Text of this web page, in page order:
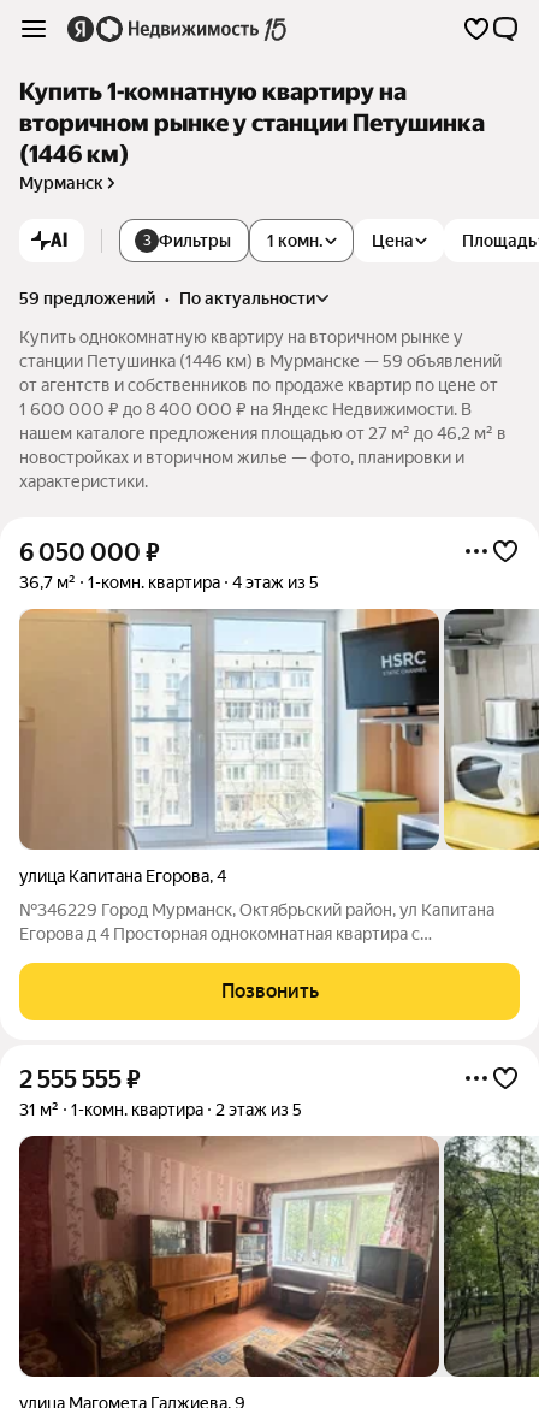
Купить 1-комнатную квартиру на
вторичном рынке у станции Петушинка
(1446 км)
Мурманск
AI 3 Фильтры 1 комн. Цена Площадь
59 предложений •
по актуальности
Купить однокомнатную квартиру на вторичном рынке у
станции Петушинка (1446 км) в Мурманске — 59 объявлений
от агентств и собственников по продаже квартир по цене от
1 600 000 ₽ до 8 400 000 ₽ на Яндекс Недвижимости. В
нашем каталоге предложения площадью от 27 м² до 46,2 м² в
новостройках и вторичном жилье — фото, планировки и
характеристики.
6 050 000 ₽
36,7 м² 1-комн. квартира 4 этаж из 5
улица Капитана Егорова,4
№346229 Город Мурманск, Октябрьский район, ул Капитана
Егорова д 4 Просторная однокомнатная квартира с
кухни позволит удобно разместить всю необходимую мебель
и технику. Света и солнца достаточно,
Позвонить
2 555 555₽
31 м² 1-комн. квартира 2 этаж из 5
улица Магомета Гаджиева,9